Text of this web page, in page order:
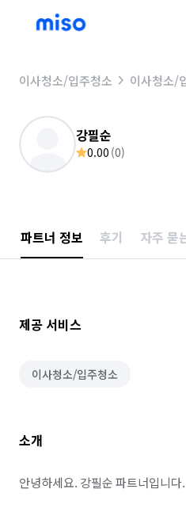
이사청소/입주청소 이사청소/
강필순
0.00 (0)
파트너 정보 후기 자주 묻
제공 서비스
이사청소/입주청소
소개
안녕하세요. 강필순 파트너입니다.